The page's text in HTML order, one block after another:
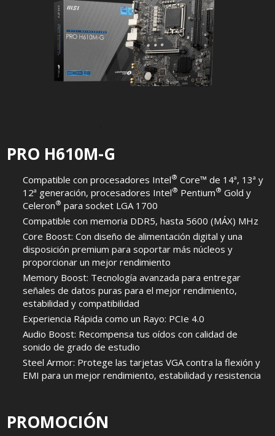
PRO H610M-G
Compatible con procesadores Intel® Core™ de 14ª, 13ª y
12ª generación, procesadores Intel® Pentium® Gold y
Celeron® para socket LGA 1700
Compatible con memoria DDR5, hasta 5600 (MÁX) MHz
Core Boost: Con diseño de alimentación digital y una
disposición premium para soportar más núcleos y
proporcionar un mejor rendimiento
Memory Boost: Tecnología avanzada para entregar
señales de datos puras para el mejor rendimiento,
estabilidad y compatibilidad
Experiencia Rápida como un Rayo: PCIe 4.0
Audio Boost: Recompensa tus oídos con calidad de
sonido de grado de estudio
Steel Armor: Protege las tarjetas VGA contra la flexión y
EMI para un mejor rendimiento, estabilidad y resistencia
PROMOCIÓN